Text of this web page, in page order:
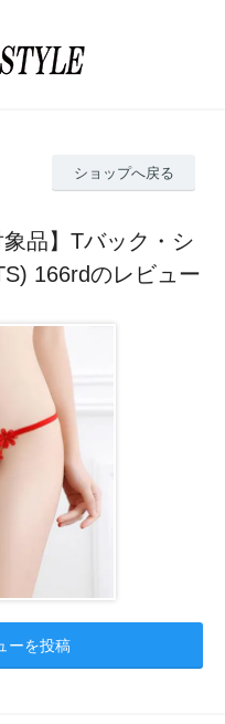
ショップへ戻る
象品】Tバック・シ
166rdのレビュー
ーを投稿